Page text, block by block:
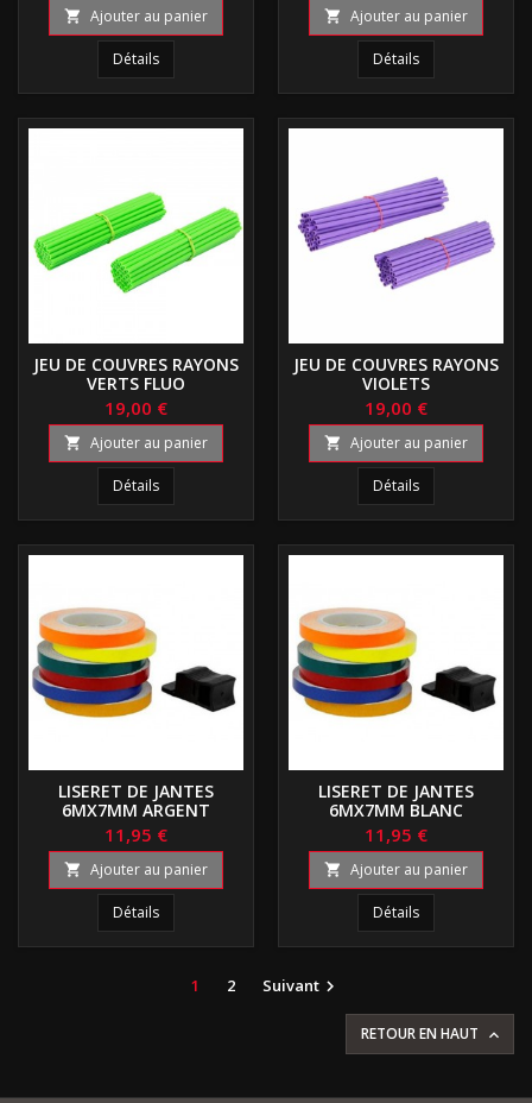
 Ajouter au panier
Détails
 Ajouter au panier
Détails
JEU DE COUVRES RAYONS
VERTS FLUO
19,00 €
 Ajouter au panier
Détails
JEU DE COUVRES RAYONS
VIOLETS
19,00 €
 Ajouter au panier
Détails
LISERET DE JANTES
6MX7MM ARGENT
11,95 €
 Ajouter au panier
Détails
LISERET DE JANTES
6MX7MM BLANC
11,95 €
 Ajouter au panier
Détails
1 2 Suivant 
RETOUR EN HAUT 